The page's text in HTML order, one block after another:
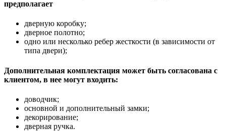
предполагает
дверную коробку;
дверное полотно;
одно или несколько ребер жесткости (в зависимости от
типа двери);
Дополнительная комплектация может быть согласована с
клиентом, в нее могут входить:
доводчик;
основной и дополнительный замки;
декорирование;
дверная ручка.